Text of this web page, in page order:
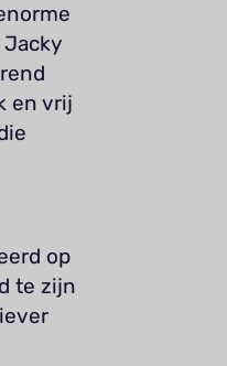
en vrij
op
te zijn